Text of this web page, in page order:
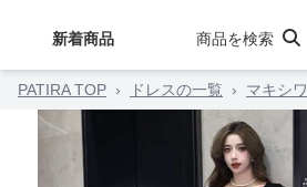
新着商品 商品を検索
PATIRA TOP › ドレスの一覧 › マキシ